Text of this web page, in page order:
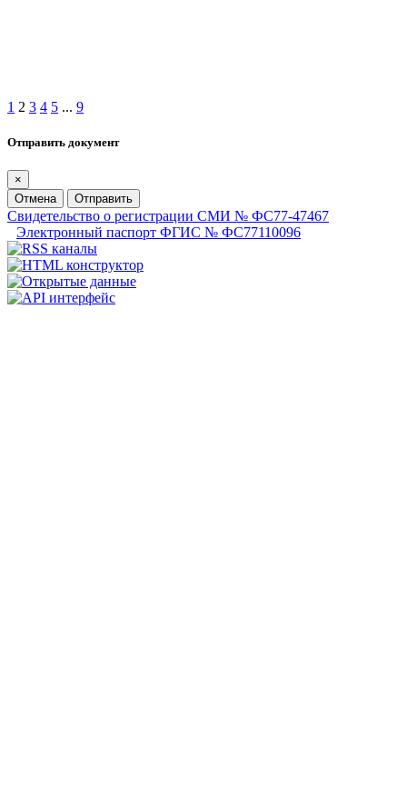
1 2 3 4 5 ... 9
Отправить документ
×
Отмена
Отправить
Свидетельство о регистрации СМИ № ФС77-47467
Электронный паспорт ФГИС № ФС77110096